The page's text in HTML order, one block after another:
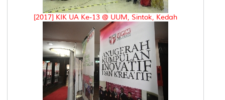
[2017] KIK UA Ke-13 @ UUM, Sintok, Kedah